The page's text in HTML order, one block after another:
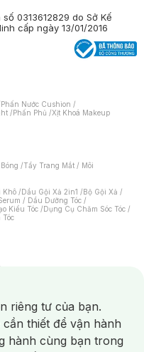
0313612829 do Sở Kế
cấp ngày 13/01/2016
Phấn Nước Cushion /
/Phấn Phủ /Xịt Khoá Makeup
/Tẩy Trang Mắt / Môi
Khô /Dầu Gội Xả 2in1 /Bộ Gội Xả /
/ Dầu Dưỡng Tóc /
Kiểu Tóc /Dụng Cụ Chăm Sóc Tóc /
Tóc
Xông Hơi /Nước Rửa Tay/
/Bàn Chải Điện/
/ Nước Súc Miệng/
Vệ Sinh/Dưỡng Vùng Kín/
/Bọt Cạo Râu /Dao Cạo Râu/
riêng tư của bạn.
thiết để vận hành
hành cùng bạn trong